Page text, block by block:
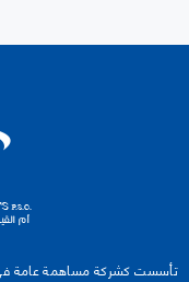
تأسست كشركة مساهمة عامة في